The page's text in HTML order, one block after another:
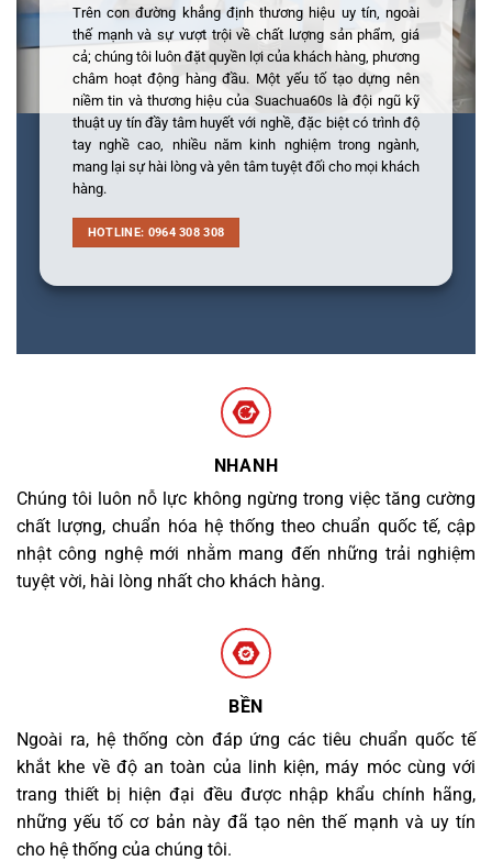
Trên con đường khẳng định thương hiệu uy tín, ngoài
thế mạnh và sự vượt trội về chất lượng sản phẩm, giá
cả; chúng tôi luôn đặt quyền lợi của khách hàng, phương
châm hoạt động hàng đầu. Một yếu tố tạo dựng nên
niềm tin và thương hiệu của Suachua60s là đội ngũ kỹ
thuật uy tín đầy tâm huyết với nghề, đặc biệt có trình độ
tay nghề cao, nhiều năm kinh nghiệm trong ngành,
mang lại sự hài lòng và yên tâm tuyệt đối cho mọi khách
hàng.
HOTLINE: 0964 308 308
NHANH
Chúng tôi luôn nỗ lực không ngừng trong việc tăng cường
chất lượng, chuẩn hóa hệ thống theo chuẩn quốc tế, cập
nhật công nghệ mới nhằm mang đến những trải nghiệm
tuyệt vời, hài lòng nhất cho khách hàng.
BỀN
Ngoài ra, hệ thống còn đáp ứng các tiêu chuẩn quốc tế
khắt khe về độ an toàn của linh kiện, máy móc cùng với
trang thiết bị hiện đại đều được nhập khẩu chính hãng,
những yếu tố cơ bản này đã tạo nên thế mạnh và uy tín
cho hệ thống của chúng tôi.